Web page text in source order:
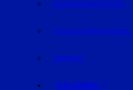
FAHNDUNG/VERMISSTE
AUS DEM GERICHTSSAAL
VERKEHR
RATGEBER